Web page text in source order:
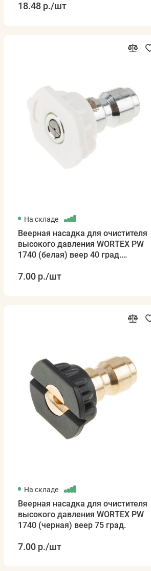
18.48 р./шт
На складе
Веерная насадка для очистителя
высокого давления WORTEX PW
1740 (белая) веер 40 град.
7.00 р./шт
На складе
Веерная насадка для очистителя
высокого давления WORTEX PW
1740 (черная) веер 75 град.
7.00 р./шт